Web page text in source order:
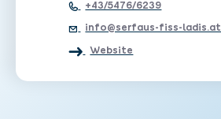
+43/5476/6239
info@serfaus-fiss-ladis.at
Website